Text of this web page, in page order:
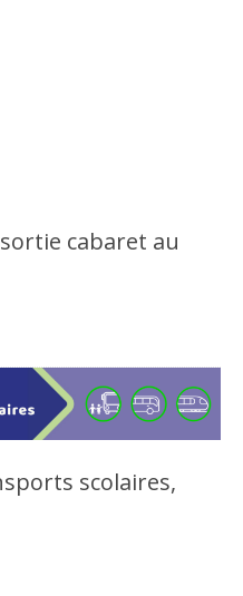
cabaret au
scolaires,